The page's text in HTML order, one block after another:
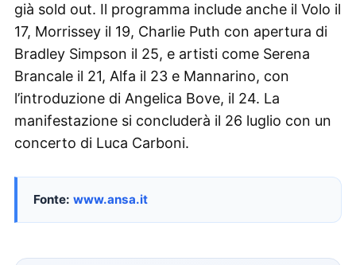
già sold out. Il programma include anche il Volo il
17, Morrissey il 19, Charlie Puth con apertura di
Bradley Simpson il 25, e artisti come Serena
Brancale il 21, Alfa il 23 e Mannarino, con
l’introduzione di Angelica Bove, il 24. La
manifestazione si concluderà il 26 luglio con un
concerto di Luca Carboni.
Fonte: www.ansa.it